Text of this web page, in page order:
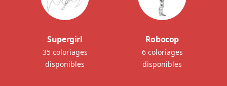
Supergirl
35 coloriages
disponibles
Robocop
6 coloriages
disponibles